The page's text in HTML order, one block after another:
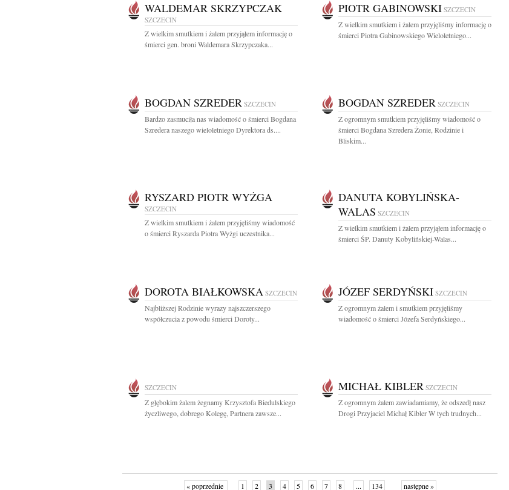
WALDEMAR SKRZYPCZAK
SZCZECIN
Z wielkim smutkiem i żalem przyjąłem informację o
śmierci gen. broni Waldemara Skrzypczaka...
PIOTR GABINOWSKI SZCZECIN
Z wielkim smutkiem i żalem przyjęliśmy informację o
śmierci Piotra Gabinowskiego Wieloletniego...
BOGDAN SZREDER SZCZECIN
Bardzo zasmuciła nas wiadomość o śmierci Bogdana
Szredera naszego wieloletniego Dyrektora ds....
BOGDAN SZREDER SZCZECIN
Z ogromnym smutkiem przyjęliśmy wiadomość o
śmierci Bogdana Szredera Żonie, Rodzinie i
Bliskim...
RYSZARD PIOTR WYŻGA
SZCZECIN
Z wielkim smutkiem i żalem przyjęliśmy wiadomość
o śmierci Ryszarda Piotra Wyżgi uczestnika...
DANUTA KOBYLIŃSKA-
WALAS SZCZECIN
Z wielkim smutkiem i żalem przyjąłem informację o
śmierci ŚP. Danuty Kobylińskiej-Walas...
DOROTA BIAŁKOWSKA SZCZECIN
Najbliższej Rodzinie wyrazy najszczerszego
współczucia z powodu śmierci Doroty...
JÓZEF SERDYŃSKI SZCZECIN
Z ogromnym żalem i smutkiem przyjęliśmy
wiadomość o śmierci Józefa Serdyńskiego...
SZCZECIN
Z głębokim żalem żegnamy Krzysztofa Biedulskiego
życzliwego, dobrego Kolegę, Partnera zawsze...
MICHAŁ KIBLER SZCZECIN
Z ogromnym żalem zawiadamiamy, że odszedł nasz
Drogi Przyjaciel Michał Kibler W tych trudnych...
« poprzednie 1 2 3 4 5 6 7 8 ... 134 następne »